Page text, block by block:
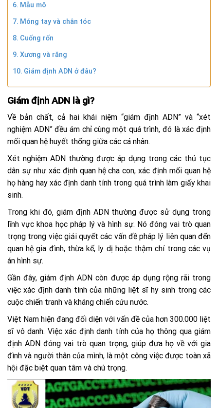
Mẫu mô
Móng tay và chân tóc
Cuống rốn
Xương và răng
Giám định ADN ở đâu?
Giám định ADN là gì?
Về bản chất, cả hai khái niệm “giám định ADN” và “xét
nghiệm ADN” đều ám chỉ cùng một quá trình, đó là xác định
mối quan hệ huyết thống giữa các cá nhân.
Xét nghiệm ADN thường được áp dụng trong các thủ tục
dân sự như xác định quan hệ cha con, xác định mối quan hệ
họ hàng hay xác định danh tính trong quá trình làm giấy khai
sinh.
Trong khi đó, giám định ADN thường được sử dụng trong
lĩnh vực khoa học pháp lý và hình sự. Nó đóng vai trò quan
trọng trong việc giải quyết các vấn đề pháp lý liên quan đến
quan hệ gia đình, thừa kế, ly dị hoặc thậm chí trong các vụ
án hình sự.
Gần đây, giám định ADN còn được áp dụng rộng rãi trong
việc xác định danh tính của những liệt sĩ hy sinh trong các
cuộc chiến tranh và kháng chiến cứu nước.
Việt Nam hiện đang đối diện với vấn đề của hơn 300.000 liệt
sĩ vô danh. Việc xác định danh tính của họ thông qua giám
định ADN đóng vai trò quan trọng, giúp đưa họ về với gia
đình và người thân của mình, là một công việc được toàn xã
hội đặc biệt quan tâm và chú trọng.